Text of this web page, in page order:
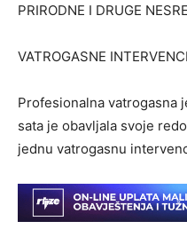
PRIRODNE I DRUGE
VATROGASNE
Profesionalna vatrogasna
sata je obavljala svoje
jednu vatrogasnu